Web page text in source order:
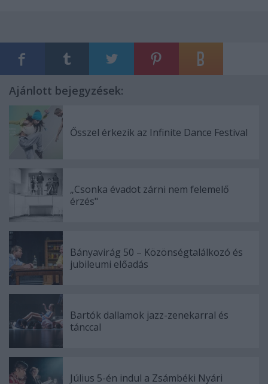
Ajánlott bejegyzések:
Ősszel érkezik az Infinite Dance Festival
„Csonka évadot zárni nem felemelő
érzés"
Bányavirág 50 – Közönségtalálkozó és
jubileumi előadás
Bartók dallamok jazz-zenekarral és
tánccal
Július 5-én indul a Zsámbéki Nyári